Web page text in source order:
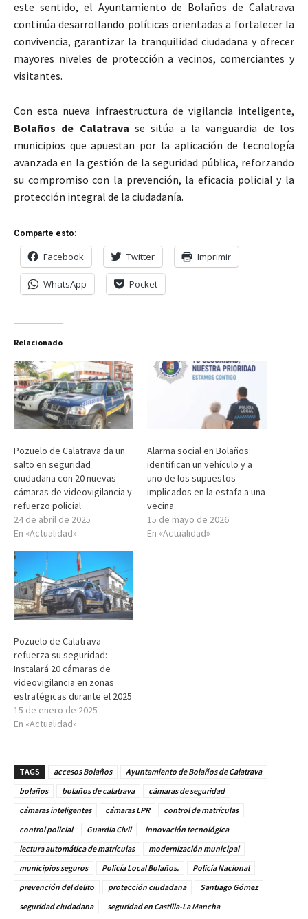
este sentido, el Ayuntamiento de Bolaños de Calatrava
continúa desarrollando políticas orientadas a fortalecer la
convivencia, garantizar la tranquilidad ciudadana y ofrecer
mayores niveles de protección a vecinos, comerciantes y
visitantes.
Con esta nueva infraestructura de vigilancia inteligente,
Bolaños de Calatrava se sitúa a la vanguardia de los
municipios que apuestan por la aplicación de tecnología
avanzada en la gestión de la seguridad pública, reforzando
su compromiso con la prevención, la eficacia policial y la
protección integral de la ciudadanía.
Comparte esto:
Facebook Twitter Imprimir
WhatsApp Pocket
Relacionado
Pozuelo de Calatrava da un
salto en seguridad
ciudadana con 20 nuevas
cámaras de videovigilancia y
refuerzo policial
24 de abril de 2025
En «Actualidad»
Alarma social en Bolaños:
identifican un vehículo y a
uno de los supuestos
implicados en la estafa a una
vecina
15 de mayo de 2026
En «Actualidad»
Pozuelo de Calatrava
refuerza su seguridad:
Instalará 20 cámaras de
videovigilancia en zonas
estratégicas durante el 2025
15 de enero de 2025
En «Actualidad»
TAGS accesos Bolaños
Ayuntamiento de Bolaños de Calatrava
bolaños
bolaños de calatrava
cámaras de seguridad
cámaras inteligentes
cámaras LPR
control de matrículas
control policial
Guardia Civil
innovación tecnológica
lectura automática de matrículas
modernización municipal
municipios seguros
Policía Local Bolaños.
Policía Nacional
prevención del delito
protección ciudadana
Santiago Gómez
seguridad ciudadana
seguridad en Castilla-La Mancha